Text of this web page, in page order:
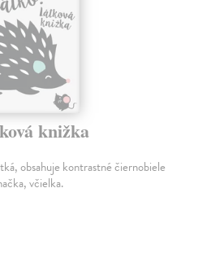
knižka
obsahuje kontrastné čiernobiele
včielka.